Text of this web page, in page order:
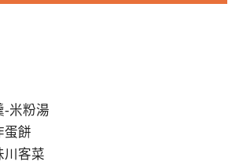
-米粉湯
蛋餅
川客菜